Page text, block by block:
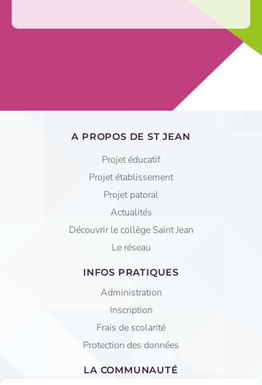
A PROPOS DE ST JEAN
Projet éducatif
Projet établissement
Projet patoral
Actualités
Découvrir le collège Saint Jean
Le réseau
INFOS PRATIQUES
Administration
Inscription
Frais de scolarité
Protection des données
LA COMMUNAUTÉ